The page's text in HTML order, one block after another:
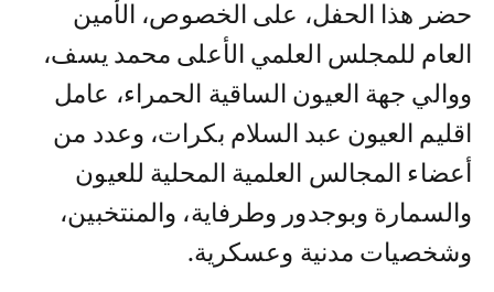
حضر هذا الحفل، على الخصوص، الأمين
العام للمجلس العلمي الأعلى محمد يسف،
ووالي جهة العيون الساقية الحمراء، عامل
اقليم العيون عبد السلام بكرات، وعدد من
أعضاء المجالس العلمية المحلية للعيون
والسمارة وبوجدور وطرفاية، والمنتخبين،
وشخصيات مدنية وعسكرية.